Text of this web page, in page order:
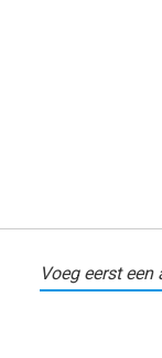
Voeg eerst